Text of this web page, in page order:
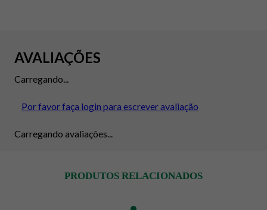
AVALIAÇÕES
Carregando...
Por favor faça login para escrever avaliação
Carregando avaliações...
PRODUTOS RELACIONADOS